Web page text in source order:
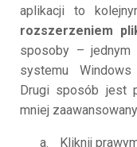
aplikacji to
rozszerzeniem
sposoby –
systemu
Drugi sposób jest
mniej
Kliknij